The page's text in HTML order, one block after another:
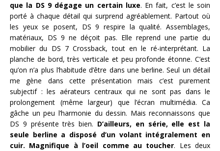
que la DS 9 dégage un certain luxe. En fait, c’est le soin
porté à chaque détail qui surprend agréablement. Partout où
les yeux se posent, DS 9 respire la qualité. Assemblages,
matériaux, DS 9 ne déçoit pas. Elle reprend une partie du
mobilier du DS 7 Crossback, tout en le ré-interprétant. La
planche de bord, très verticale et peu profonde étonne. C’est
qu’on n’a plus l’habitude d’être dans une berline. Seul un détail
me gène dans cette présentation mais c’est purement
subjectif : les aérateurs centraux qui ne sont pas dans le
prolongement (même largeur) que l’écran multimédia. Ca
gâche un peu l’harmonie du dessin. Mais reconnaissons que
DS 9 présente très bien. D’ailleurs, en série, elle est la
seule berline a disposé d’un volant intégralement en
cuir. Magnifique à l’oeil comme au toucher. Les deux